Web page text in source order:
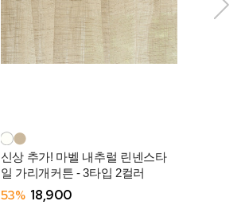
신상 추가! 마벨 내추럴 린넨스타
일 가리개커튼 - 3타입 2컬러
53% 18,900